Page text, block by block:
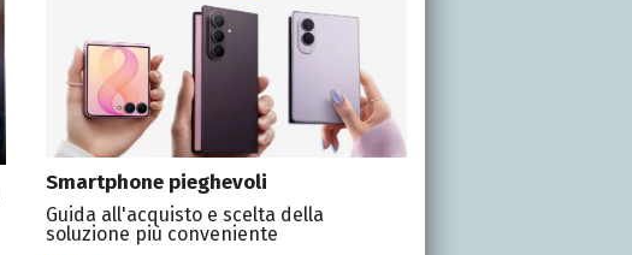
Smartphone pieghevoli
Guida all'acquisto e scelta della
soluzione più conveniente